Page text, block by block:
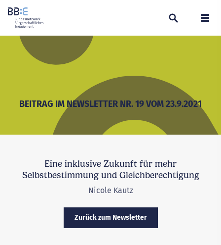
Suchen
BEITRAG IM NEWSLETTER NR. 19 VOM 23.9.2021
Eine inklusive Zukunft für mehr
Selbstbestimmung und Gleichberechtigung
Nicole Kautz
Zurück zum Newsletter